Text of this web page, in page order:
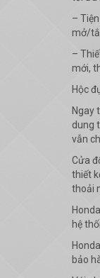
–
mở/
–
mới,
Hộc
Ngay
dung
vẫn
Cửa
thiết
thoải
hệ
bảo